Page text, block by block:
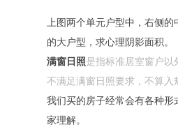
上图两个单元户型中，右侧
的大户型，求心理阴影面积。
满窗日照是指标准居室窗户以
不满足满窗日照要求，不算入
我们买的房子经常会有各种
家理解。